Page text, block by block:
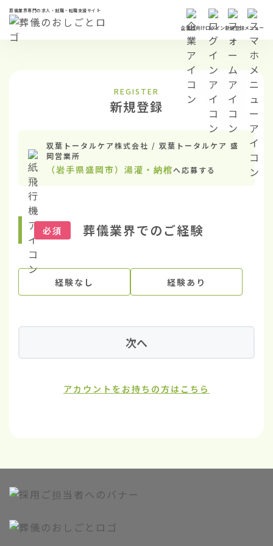
葬儀業界専門の求人・就職・転職支援サイト
企業様向けログイン新規登録メニュー
REGISTER
新規登録
双葉トータルケア株式会社 / 双葉トータルケア 盛
岡営業所
（岩手県盛岡市）湯灌・納棺へ応募する
必須 葬儀業界でのご経験
経験なし 経験あり
次へ
アカウントをお持ちの方はこちら